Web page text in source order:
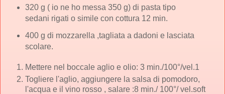
320 g ( io ne ho messa 350 g) di pasta tipo
sedani rigati o simile con cottura 12 min.
400 g di mozzarella ,tagliata a dadoni e lasciata
scolare.
Mettere nel boccale aglio e olio: 3 min./100°/vel.1
Togliere l'aglio, aggiungere la salsa di pomodoro,
l'acqua e il vino rosso , salare :8 min./ 100°/ vel.soft